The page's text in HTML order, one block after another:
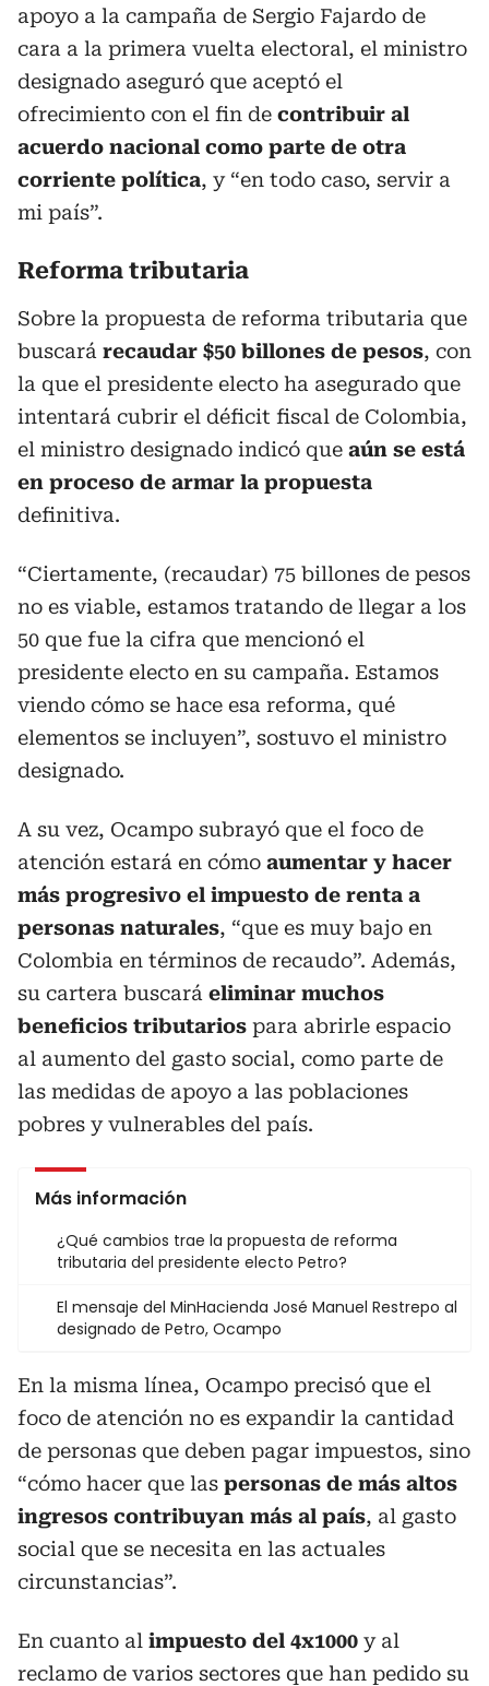
apoyo a la campaña de Sergio Fajardo de
cara a la primera vuelta electoral, el ministro
designado aseguró que aceptó el
ofrecimiento con el fin de contribuir al
acuerdo nacional como parte de otra
corriente política, y “en todo caso, servir a
mi país”.
Reforma tributaria
Sobre la propuesta de reforma tributaria que
buscará recaudar $50 billones de pesos, con
la que el presidente electo ha asegurado que
intentará cubrir el déficit fiscal de Colombia,
el ministro designado indicó que aún se está
en proceso de armar la propuesta
definitiva.
“Ciertamente, (recaudar) 75 billones de pesos
no es viable, estamos tratando de llegar a los
50 que fue la cifra que mencionó el
presidente electo en su campaña. Estamos
viendo cómo se hace esa reforma, qué
elementos se incluyen”, sostuvo el ministro
designado.
A su vez, Ocampo subrayó que el foco de
atención estará en cómo aumentar y hacer
más progresivo el impuesto de renta a
personas naturales, “que es muy bajo en
Colombia en términos de recaudo”. Además,
su cartera buscará eliminar muchos
beneficios tributarios para abrirle espacio
al aumento del gasto social, como parte de
las medidas de apoyo a las poblaciones
pobres y vulnerables del país.
Más información
¿Qué cambios trae la propuesta de reforma
tributaria del presidente electo Petro?
El mensaje del MinHacienda José Manuel Restrepo al
designado de Petro, Ocampo
En la misma línea, Ocampo precisó que el
foco de atención no es expandir la cantidad
de personas que deben pagar impuestos, sino
“cómo hacer que las personas de más altos
ingresos contribuyan más al país, al gasto
social que se necesita en las actuales
circunstancias”.
En cuanto al impuesto del 4x1000 y al
reclamo de varios sectores que han pedido su